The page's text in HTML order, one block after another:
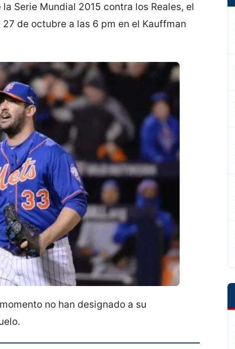
Serie Mundial 2015 contra los Reales, el
de octubre a las 6 pm en el Kauffman
no han designado a su